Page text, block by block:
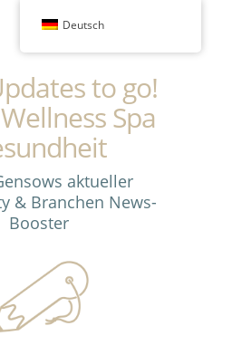
to go!
Spa
aktueller
& Branchen News-
Booster
Deutsch